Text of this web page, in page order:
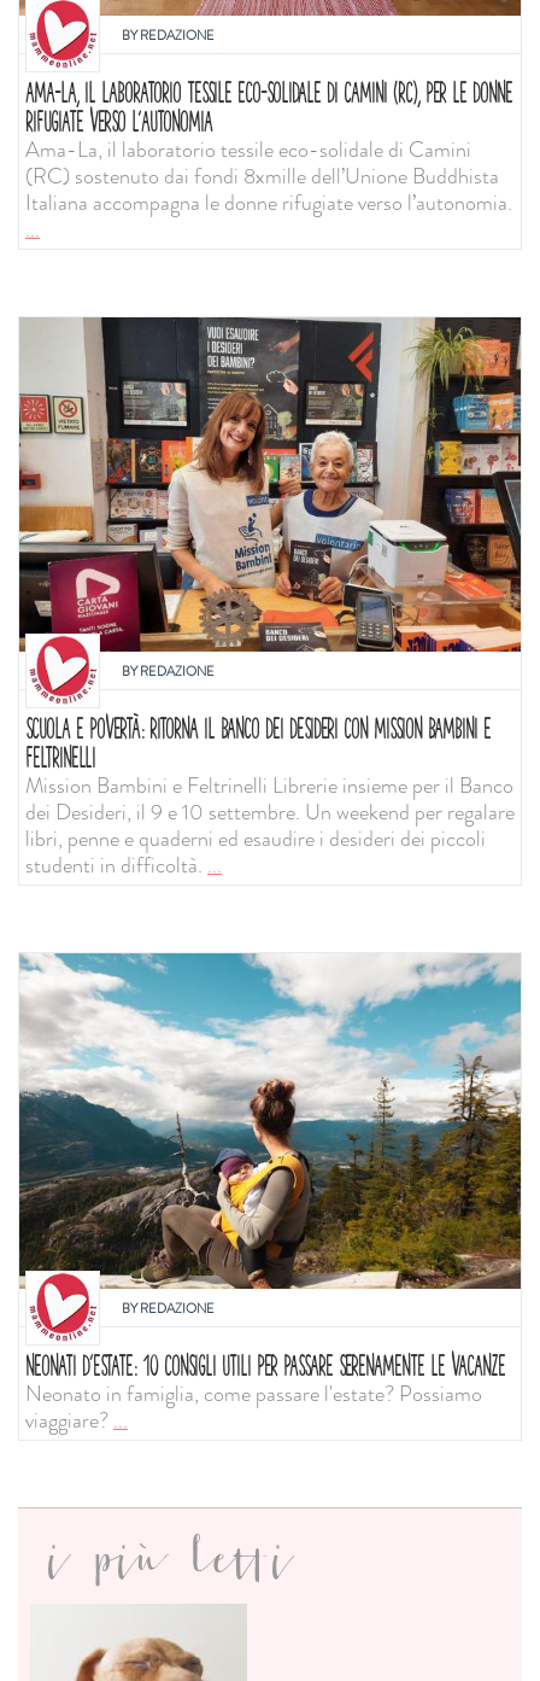
BYREDAZIONE
AMA-LA, IL LABORATORIO TESSILE ECO-SOLIDALE DI CAMINI (RC), PER LE DONNE
RIFUGIATE VERSO L’AUTONOMIA
Ama-La, il laboratorio tessile eco-solidale di Camini
(RC) sostenuto dai fondi 8xmille dell’Unione Buddhista
Italiana accompagna le donne rifugiate verso l’autonomia.
...
BYREDAZIONE
SCUOLA E POVERTÀ: RITORNA IL BANCO DEI DESIDERI CON MISSION BAMBINI E
FELTRINELLI
Mission Bambini e Feltrinelli Librerie insieme per il Banco
dei Desideri, il 9 e 10 settembre. Un weekend per regalare
libri, penne e quaderni ed esaudire i desideri dei piccoli
studenti in difficoltà....
BYREDAZIONE
NEONATI D'ESTATE: 10 CONSIGLI UTILI PER PASSARE SERENAMENTE LE VACANZE
Neonato in famiglia, come passare l'estate? Possiamo
viaggiare?...
i più letti